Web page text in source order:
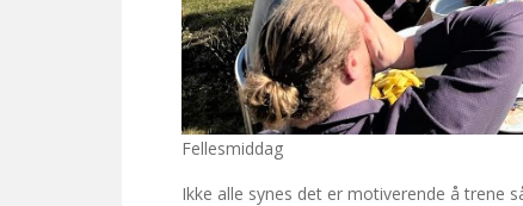
Fellesmiddag
Ikke alle synes det er motiverende å trene